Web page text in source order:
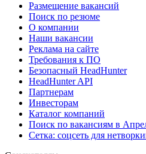
Размещение вакансий
Поиск по резюме
О компании
Наши вакансии
Реклама на сайте
Требования к ПО
Безопасный HeadHunter
HeadHunter API
Партнерам
Инвесторам
Каталог компаний
Поиск по вакансиям в
Сетка: соцсеть для